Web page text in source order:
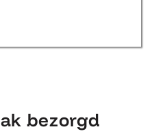
bezorgd